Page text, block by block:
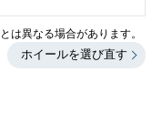
は異なる場合があります。
ホイールを選び直す